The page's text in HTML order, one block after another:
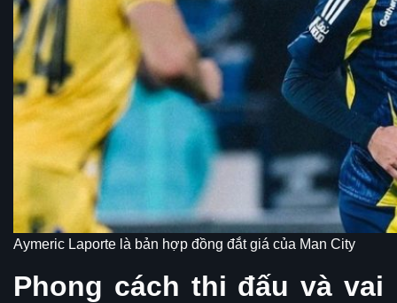
Aymeric Laporte là bản hợp đồng đắt giá của Man City
Phong cách thi đấu và vai